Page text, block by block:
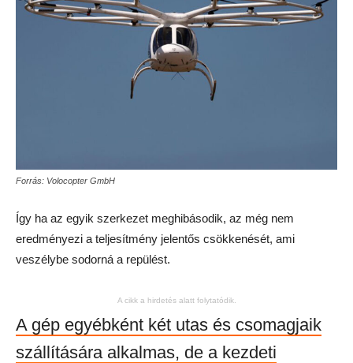
Forrás: Volocopter GmbH
Így ha az egyik szerkezet meghibásodik, az még nem
eredményezi a teljesítmény jelentős csökkenését, ami
veszélybe sodorná a repülést.
A cikk a hirdetés alatt folytatódik.
A gép egyébként két utas és csomagjaik
szállítására alkalmas, de a kezdeti